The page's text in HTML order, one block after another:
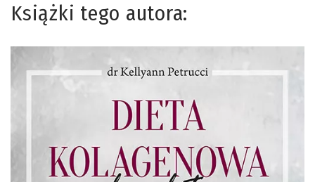
Książki tego autora: